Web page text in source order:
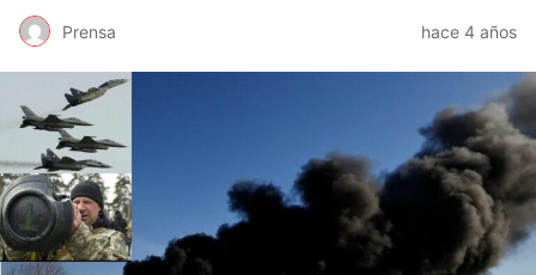
Prensa hace 4 años